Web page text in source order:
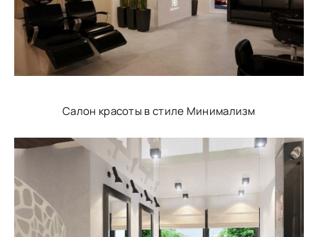
Салон красоты в стиле Минимализм